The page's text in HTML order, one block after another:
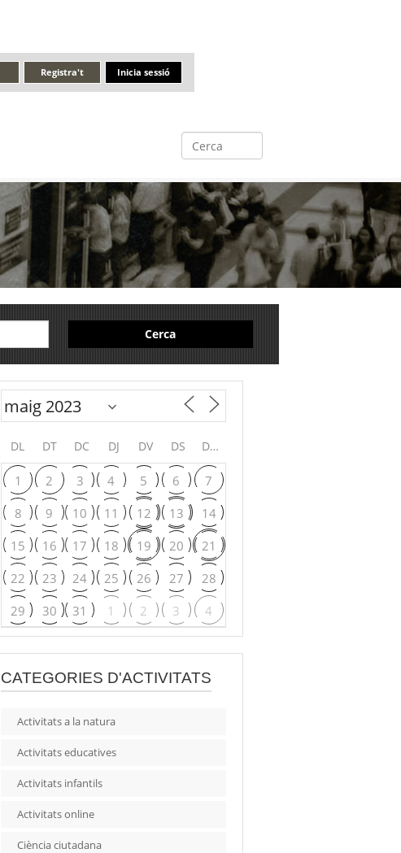
Inicia sessió
Registra't
Cerca
DL DT DC DJ DV DS DG
1 2 3 4 5 6
7
8
9 10 11 12 13
14
15
16 17 18 19 20
21
22
23 24 25 26 27
28
29
30 31 1 2 3 4
CATEGORIES D'ACTIVITATS
Activitats a la natura
Activitats educatives
Activitats infantils
Activitats online
Ciència ciutadana